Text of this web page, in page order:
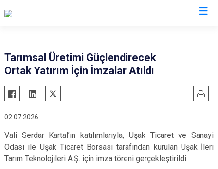
Tarımsal Üretimi Güçlendirecek
Ortak Yatırım İçin İmzalar Atıldı
02.07.2026
Vali Serdar Kartal’ın katılımlarıyla, Uşak Ticaret ve Sanayi
Odası ile Uşak Ticaret Borsası tarafından kurulan Uşak İleri
Tarım Teknolojileri A.Ş. için imza töreni gerçekleştirildi.